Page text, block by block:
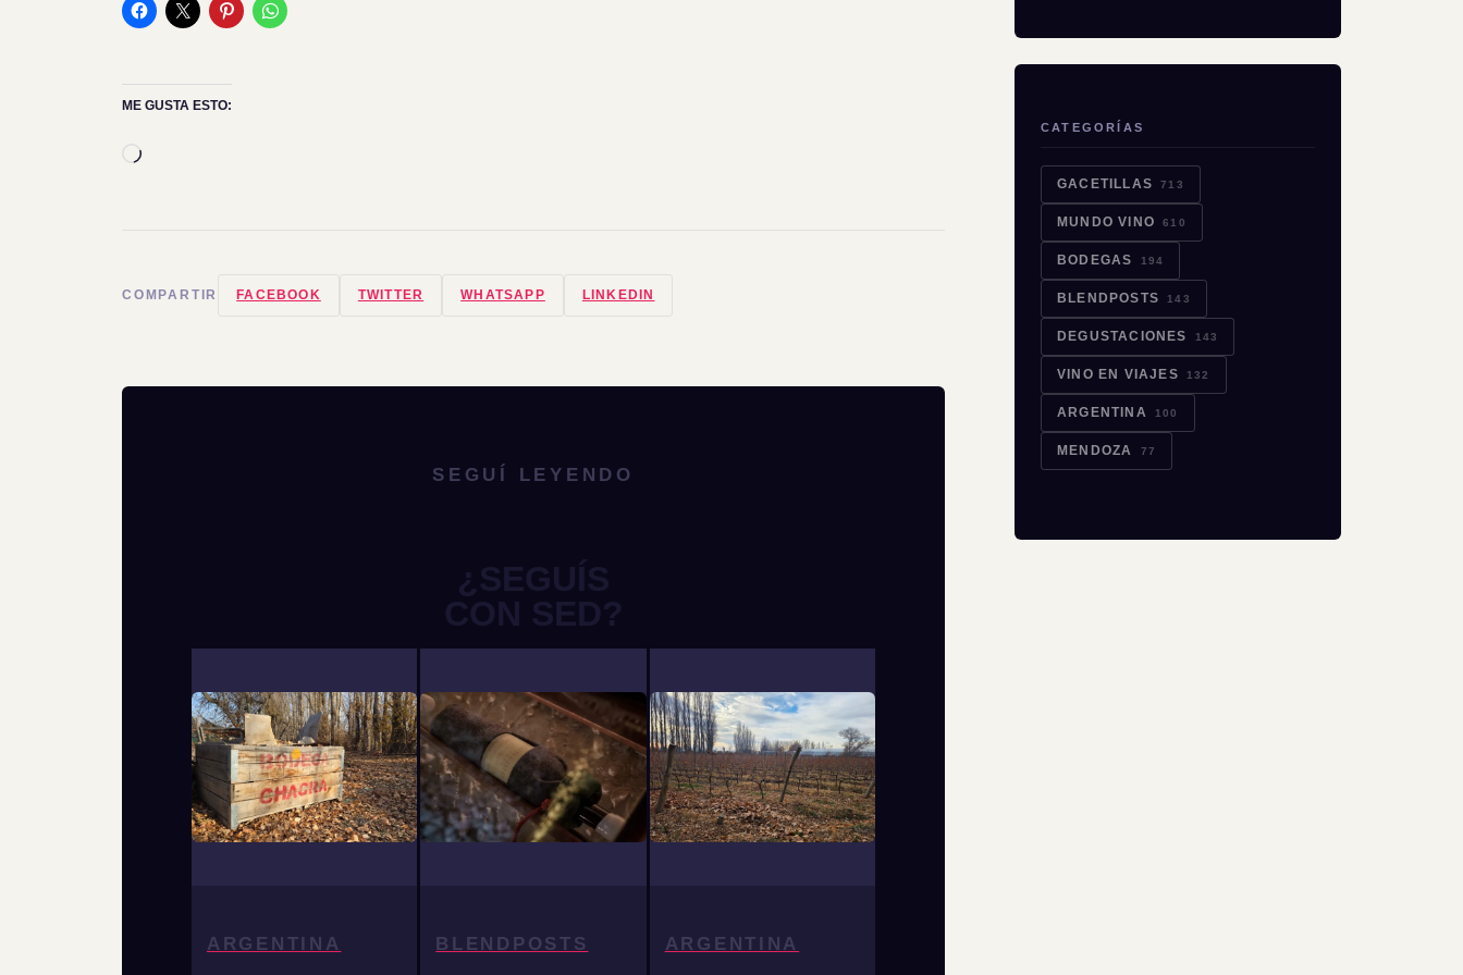
ME GUSTA ESTO:
Cargando...
COMPARTIR FACEBOOK TWITTER WHATSAPP LINKEDIN
SEGUÍ LEYENDO
¿SEGUÍS
CON SED?
ARGENTINA BLENDPOSTS ARGENTINA
CATEGORÍAS
GACETILLAS 713
MUNDO VINO 610
BODEGAS 194
BLENDPOSTS 143
DEGUSTACIONES 143
VINO EN VIAJES 132
ARGENTINA 100
MENDOZA 77